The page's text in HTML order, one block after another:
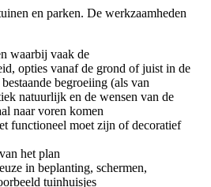
en parken. De werkzaamheden
waarbij vaak de
opties vanaf de grond of juist in de
begroeiing (als van
natuurlijk en de wensen van de
naar voren komen
functioneel moet zijn of decoratief
het plan
in beplanting, schermen,
tuinhuisjes